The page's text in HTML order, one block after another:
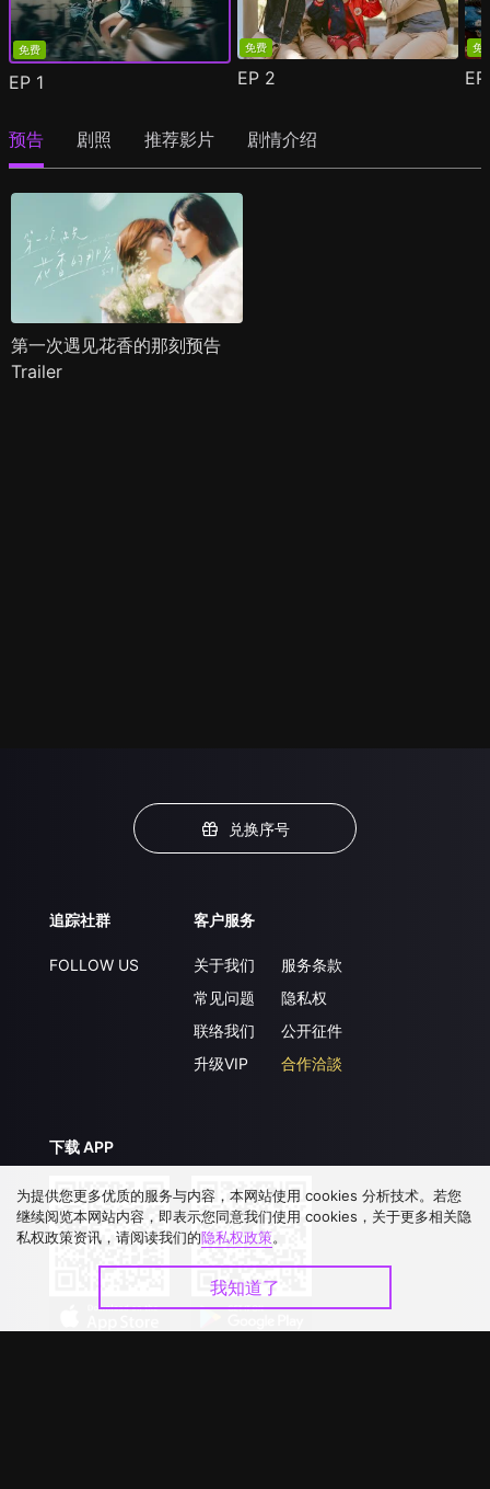
免费
EP 1
免费
EP 2
免
预告 剧照 推荐影片 剧情介绍
第一次遇见花香的那刻预告
Trailer
兑换序号
追踪社群
FOLLOW US
客户服务
关于我们
常见问题
联络我们
升级VIP
服务条款
隐私权
公开征件
合作洽談
下载 APP
为提供您更多优质的服务与内容，本网站使用 cookies 分析技术。若您
继续阅览本网站内容，即表示您同意我们使用 cookies，关于更多相关隐
私权政策资讯，请阅读我们的隐私权政策。
我知道了